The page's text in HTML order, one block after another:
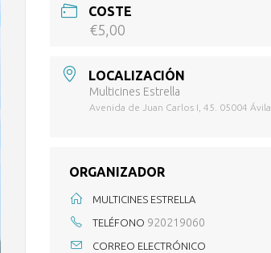
COSTE
€5,00
LOCALIZACIÓN
Multicines Estrella
Avenida de Juan Carlos I, 45. 05004 Ávila
ORGANIZADOR
MULTICINES ESTRELLA
TELÉFONO 920219060
CORREO ELECTRÓNICO